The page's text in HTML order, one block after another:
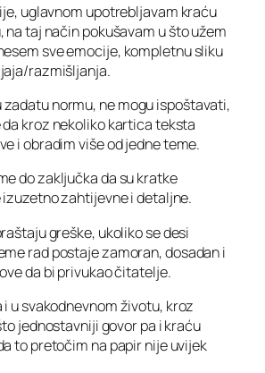
uglavnom upotrebljavam kraću
na taj način pokušavam u što užem
sve emocije, kompletnu sliku
razmišljanja.
zadatu normu, ne mogu ispoštavati,
kroz nekoliko kartica teksta
i obradim više od jedne teme.
do zaključka da su kratke
zahtijevne i detaljne.
greške, ukoliko se desi
rad postaje zamoran, dosadan i
da bi privukao čitatelje.
u svakodnevnom životu, kroz
jednostavniji govor pa i kraću
to pretočim na papir nije uvijek